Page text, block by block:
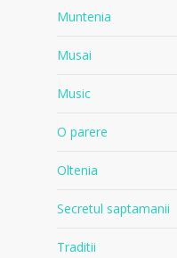
Muntenia
Musai
Music
O parere
Oltenia
Secretul saptamanii
Traditii